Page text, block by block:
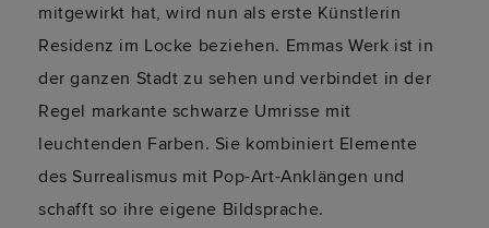
mitgewirkt hat, wird nun als erste Künstlerin
Residenz im Locke beziehen. Emmas Werk ist in
der ganzen Stadt zu sehen und verbindet in der
Regel markante schwarze Umrisse mit
leuchtenden Farben. Sie kombiniert Elemente
des Surrealismus mit Pop-Art-Anklängen und
schafft so ihre eigene Bildsprache.